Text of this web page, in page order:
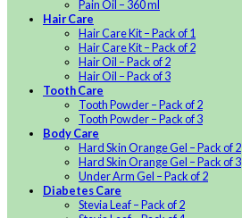
Pain Oil – 360 ml
Hair Care
Hair Care Kit – Pack of 1
Hair Care Kit – Pack of 2
Hair Oil – Pack of 2
Hair Oil – Pack of 3
Tooth Care
Tooth Powder – Pack of 2
Tooth Powder – Pack of 3
Body Care
Hard Skin Orange Gel – Pack of 2
Hard Skin Orange Gel – Pack of 3
Under Arm Gel – Pack of 2
Diabetes Care
Stevia Leaf – Pack of 2